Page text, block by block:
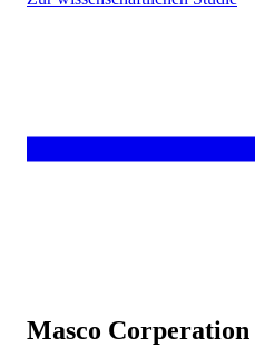
Masco Corperation